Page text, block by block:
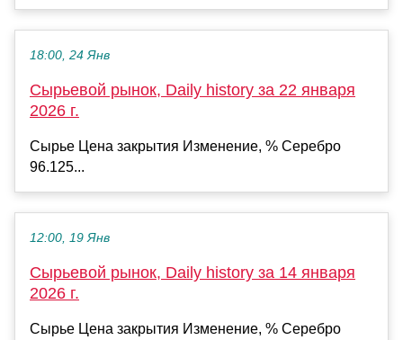
18:00, 24 Янв
Сырьевой рынок, Daily history за 22 января
2026 г.
Сырье Цена закрытия Изменение, % Серебро
96.125...
12:00, 19 Янв
Сырьевой рынок, Daily history за 14 января
2026 г.
Сырье Цена закрытия Изменение, % Серебро